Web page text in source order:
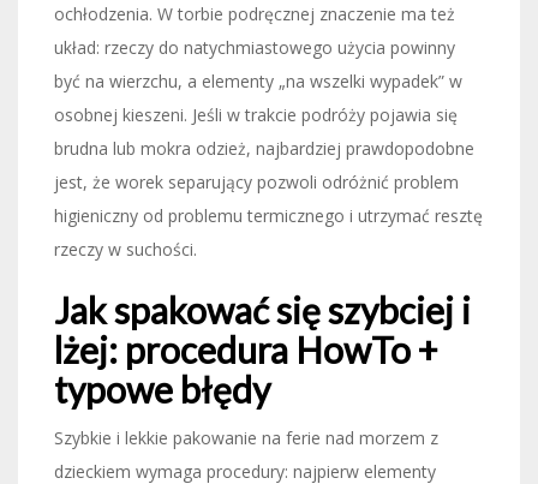
ochłodzenia. W torbie podręcznej znaczenie ma też
układ: rzeczy do natychmiastowego użycia powinny
być na wierzchu, a elementy „na wszelki wypadek” w
osobnej kieszeni. Jeśli w trakcie podróży pojawia się
brudna lub mokra odzież, najbardziej prawdopodobne
jest, że worek separujący pozwoli odróżnić problem
higieniczny od problemu termicznego i utrzymać resztę
rzeczy w suchości.
Jak spakować się szybciej i
lżej: procedura HowTo +
typowe błędy
Szybkie i lekkie pakowanie na ferie nad morzem z
dzieckiem wymaga procedury: najpierw elementy